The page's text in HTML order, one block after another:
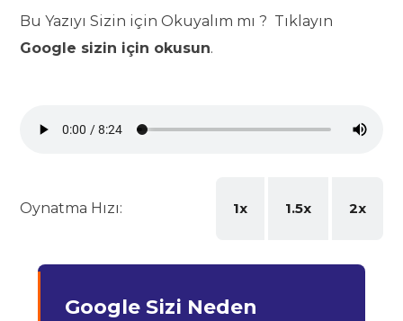
Bu Yazıyı Sizin için Okuyalım mı ? Tıklayın
Google sizin için okusun.
Oynatma Hızı: 1x 1.5x 2x
Google Sizi Neden